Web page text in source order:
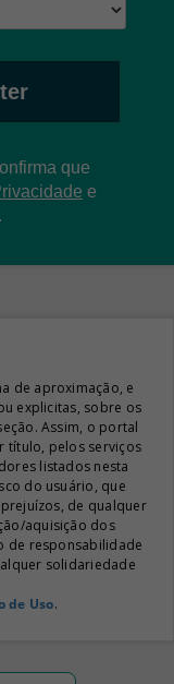
que
e
de aproximação, e
explicitas, sobre os
Assim, o portal
título, pelos serviços
listados nesta
do usuário, que
de qualquer
aquisição dos
de responsabilidade
solidariedade
de Uso.